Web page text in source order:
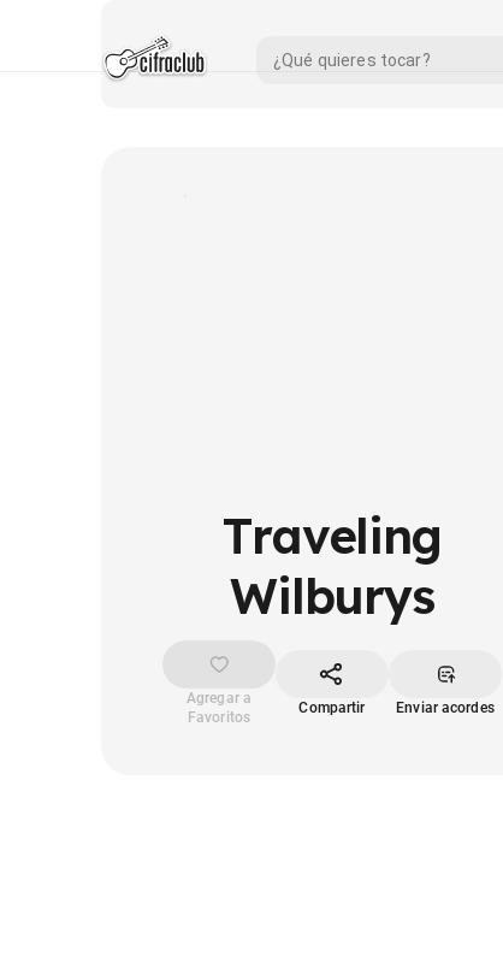
Traveling
Wilburys
Agregar a
Favoritos
Compartir Enviar acordes